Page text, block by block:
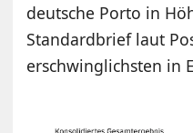
deutsche Porto in
Standardbrief laut
erschwinglichsten in